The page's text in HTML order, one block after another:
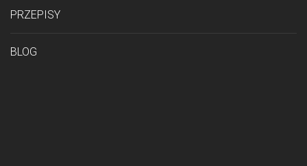
PRZEPISY
BLOG